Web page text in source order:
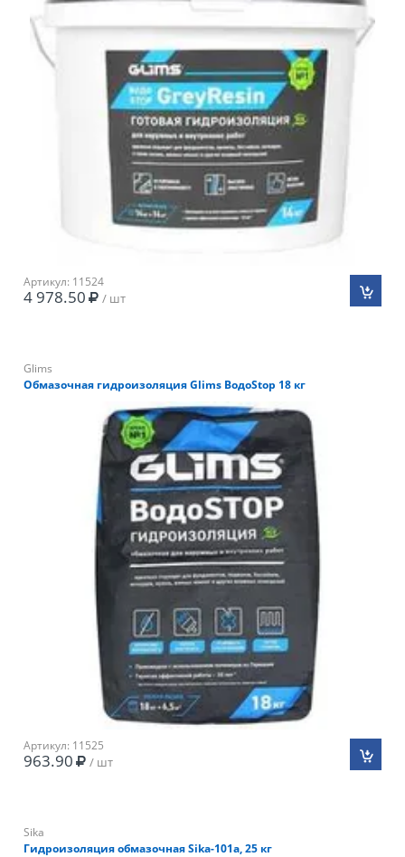
Артикул: 11524
4 978.50 / шт
Glims
Обмазочная гидроизоляция Glims ВодоStop 18 кг
Артикул: 11525
963.90 / шт
Sika
Гидроизоляция обмазочная Sika-101a, 25 кг